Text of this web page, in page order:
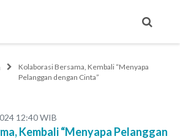
Kolaborasi Bersama, Kembali “Menyapa
Pelanggan dengan Cinta”
12:40 WIB
Kembali “Menyapa Pelanggan